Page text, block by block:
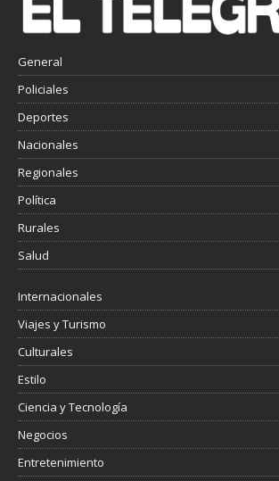
General
Policiales
Deportes
Nacionales
Regionales
Política
Rurales
Salud
Internacionales
Viajes y Turismo
Culturales
Estilo
Ciencia y Tecnología
Negocios
Entretenimiento